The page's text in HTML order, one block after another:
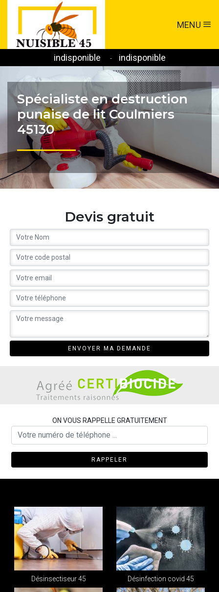
MENU
indisponible - indisponible
Spécialiste en destruction
punaise de lit Coulmiers
45130
Devis gratuit
ON VOUS RAPPELLE GRATUITEMENT
Désinsectiseur 45 Désinfection covid 45